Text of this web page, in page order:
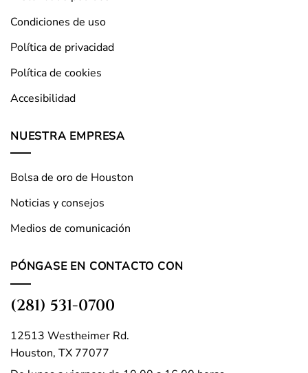
Condiciones de uso
Política de privacidad
Política de cookies
Accesibilidad
NUESTRA EMPRESA
Bolsa de oro de Houston
Noticias y consejos
Medios de comunicación
PÓNGASE EN CONTACTO CON
(281) 531-0700
12513 Westheimer Rd.
Houston, TX 77077